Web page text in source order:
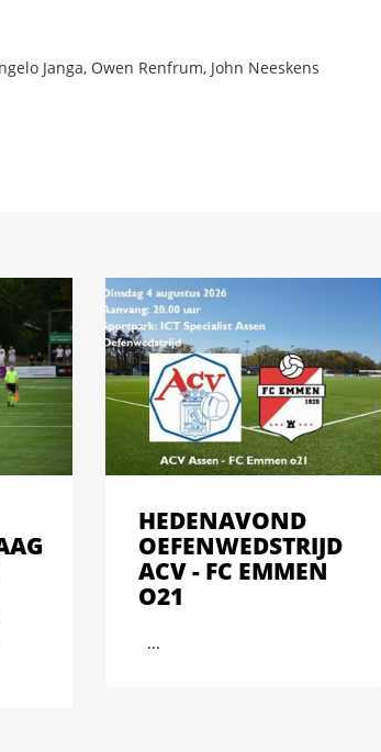
Janga, Owen Renfrum, John Neeskens
HEDENAVOND
OEFENWEDSTRIJD
ACV - FC EMMEN
O21
...